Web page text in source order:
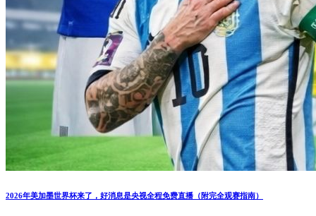
2026年美加墨世界杯来了，好消息是央视全程免费直播（附完全观赛指南）